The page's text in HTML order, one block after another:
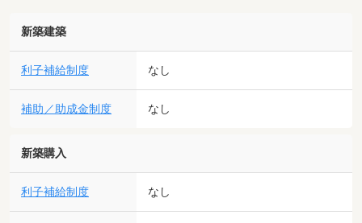
新築建築
利子補給制度 なし
補助／助成金制度 なし
新築購入
利子補給制度 なし